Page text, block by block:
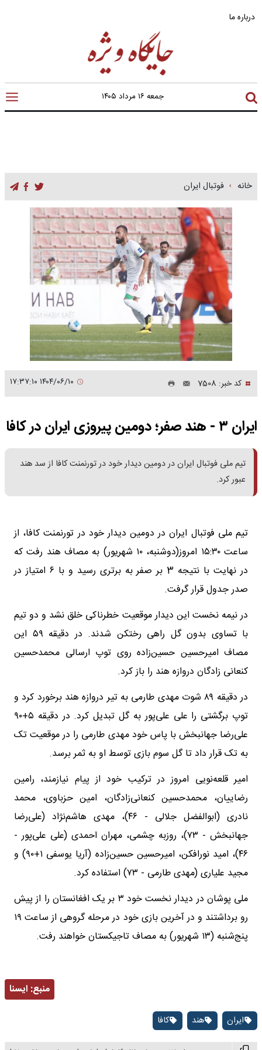
درباره ما
جمعه ۱۶ مرداد ۱۴۰۵
خانه فوتبال ایران
کد خبر: 7508
ایران ۳ - هند صفر؛ دومین پیروزی ایران در کافا
تیم ملی فوتبال ایران در دومین دیدار خود در تورنمنت کافا از سد هند
عبور کرد.
تیم ملی فوتبال ایران در دومین دیدار خود در تورنمنت کافا، از
ساعت ۱۵:۳۰ امروز(دوشنبه، ۱۰ شهریور) به مصاف هند رفت که
در نهایت با نتیجه 3 بر صفر به برتری رسید و با ۶ امتیاز در
صدر جدول قرار گرفت.
در نیمه نخست این دیدار موقعیت خطرناکی خلق نشد و دو تیم
با تساوی بدون گل راهی رختکن شدند. در دقیقه ۵۹ این
مصاف امیرحسین حسین‌زاده روی توپ ارسالی محمدحسین
کنعانی زادگان دروازه هند را باز کرد.
در دقیقه ۸۹ شوت مهدی طارمی به تیر دروازه هند برخورد کرد و
توپ برگشتی را علی علی‌پور به گل تبدیل کرد. در دقیقه ۵+۹۰
علی‌رضا جهانبخش با پاس خود مهدی طارمی را در موقعیت تک
به تک قرار داد تا گل سوم بازی توسط او به ثمر برسد.
امیر قلعه‌نویی امروز در ترکیب خود از پیام نیازمند، رامین
رضاییان، محمدحسین کنعانی‌زادگان، امین حزباوی، محمد
نادری (ابوالفضل جلالی - ۴۶)، مهدی هاشم‌نژاد (علی‌رضا
جهانبخش - ۷۳)، روزبه چشمی، مهران احمدی (علی‌ علی‌پور -
۴۶)، امید نورافکن، امیرحسین حسین‌زاده (آریا یوسفی ۱+۹۰) و
مجید علیاری (مهدی طارمی - ۷۳) استفاده کرد.
ملی پوشان در دیدار نخست خود ۳ بر یک افغانستان را از پیش
رو برداشتند و در آخرین بازی خود در مرحله گروهی از ساعت ۱۹
پنج‌شنبه (۱۳ شهریور) به مصاف تاجیکستان خواهند رفت.
منبع: ايسنا
ایران هند کافا